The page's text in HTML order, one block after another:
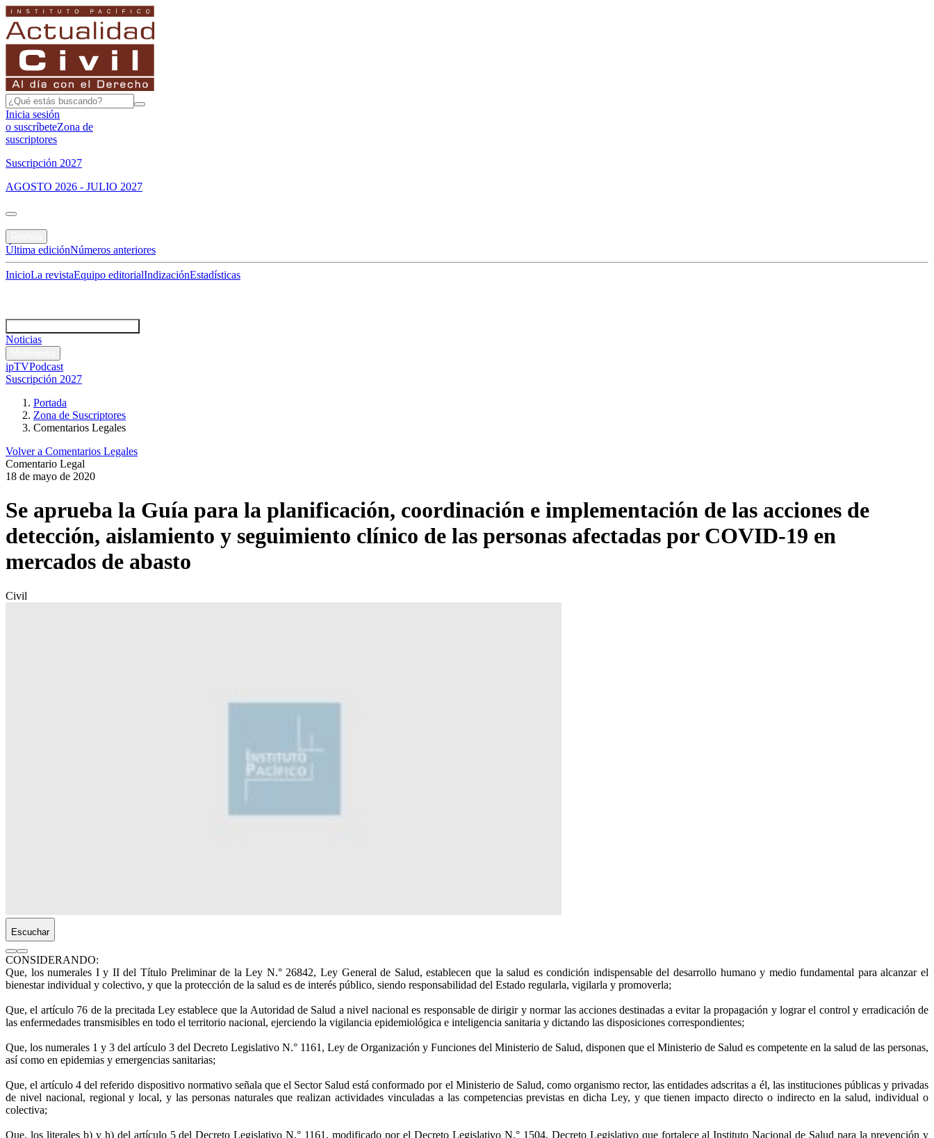
Inicia sesión
o suscríbeteZona de
suscriptores
Suscripción 2027
AGOSTO 2026 - JULIO 2027
Última ediciónNúmeros anteriores
InicioLa revistaEquipo editorialIndizaciónEstadísticas
Noticias
ipTVPodcast
Suscripción 2027
Portada
Zona de Suscriptores
Comentarios Legales
Volver a Comentarios Legales
Comentario Legal
18 de mayo de 2020
Se aprueba la Guía para la planificación, coordinación e implementación de las acciones de
detección, aislamiento y seguimiento clínico de las personas afectadas por COVID-19 en
mercados de abasto
Civil
Escuchar
CONSIDERANDO:
Que, los numerales I y II del Título Preliminar de la Ley N.° 26842, Ley General de Salud, establecen que la salud es condición indispensable del desarrollo humano y medio fundamental para alcanzar el
bienestar individual y colectivo, y que la protección de la salud es de interés público, siendo responsabilidad del Estado regularla, vigilarla y promoverla;
Que, el artículo 76 de la precitada Ley establece que la Autoridad de Salud a nivel nacional es responsable de dirigir y normar las acciones destinadas a evitar la propagación y lograr el control y erradicación de
las enfermedades transmisibles en todo el territorio nacional, ejerciendo la vigilancia epidemiológica e inteligencia sanitaria y dictando las disposiciones correspondientes;
Que, los numerales 1 y 3 del artículo 3 del Decreto Legislativo N.° 1161, Ley de Organización y Funciones del Ministerio de Salud, disponen que el Ministerio de Salud es competente en la salud de las personas,
así como en epidemias y emergencias sanitarias;
Que, el artículo 4 del referido dispositivo normativo señala que el Sector Salud está conformado por el Ministerio de Salud, como organismo rector, las entidades adscritas a él, las instituciones públicas y privadas
de nivel nacional, regional y local, y las personas naturales que realizan actividades vinculadas a las competencias previstas en dicha Ley, y que tienen impacto directo o indirecto en la salud, individual o
colectiva;
Que, los literales b) y h) del artículo 5 del Decreto Legislativo N.° 1161, modificado por el Decreto Legislativo N.° 1504, Decreto Legislativo que fortalece al Instituto Nacional de Salud para la prevención y